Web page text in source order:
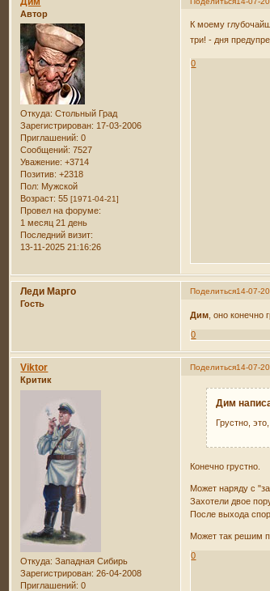
Автор
Откуда: Стольный Град
Зарегистрирован: 17-03-2006
Приглашений: 0
Сообщений: 7527
Уважение: +3714
Позитив: +2318
Пол: Мужской
Возраст: 55[1971-04-21]
Провел на форуме:
1 месяц 21 день
Последний визит:
13-11-2025 21:16:26
К моему
три! - дня
0
Поделиться14-07-
Леди Марго
Гость
Дим , оно конечно
0
Поделиться14-07-
Viktor
Критик
Откуда: Западная Сибирь
Зарегистрирован: 26-04-2008
Приглашений: 0
Дим
Грустно,
Конечно грустно.
Может наряду с
Захотели двое
После выхода
Может так решим
0